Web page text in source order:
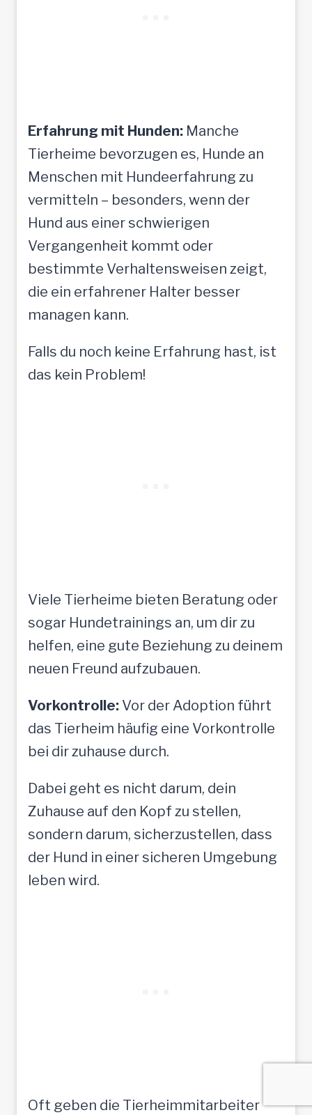
Erfahrung mit Hunden: Manche
Tierheime bevorzugen es, Hunde an
Menschen mit Hundeerfahrung zu
vermitteln – besonders, wenn der
Hund aus einer schwierigen
Vergangenheit kommt oder
bestimmte Verhaltensweisen zeigt,
die ein erfahrener Halter besser
managen kann.
Falls du noch keine Erfahrung hast, ist
das kein Problem!
Viele Tierheime bieten Beratung oder
sogar Hundetrainings an, um dir zu
helfen, eine gute Beziehung zu deinem
neuen Freund aufzubauen.
Vorkontrolle: Vor der Adoption führt
das Tierheim häufig eine Vorkontrolle
bei dir zuhause durch.
Dabei geht es nicht darum, dein
Zuhause auf den Kopf zu stellen,
sondern darum, sicherzustellen, dass
der Hund in einer sicheren Umgebung
leben wird.
Oft geben die Tierheimmitarbeiter